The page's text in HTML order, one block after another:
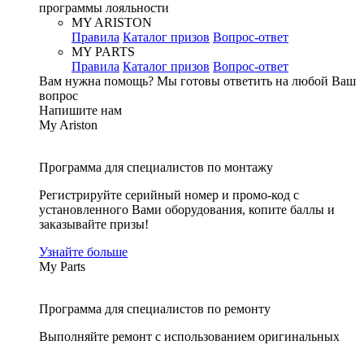
программы лояльности
MY ARISTON
Правила Каталог призов Вопрос-ответ
MY PARTS
Правила Каталог призов Вопрос-ответ
Вам нужна помощь? Мы готовы ответить на любой Ваш
вопрос
Напишите нам
My Ariston
Программа для специалистов по монтажу
Регистрируйте серийный номер и промо-код с
установленного Вами оборудования, копите баллы и
заказывайте призы!
Узнайте больше
My Parts
Программа для специалистов по ремонту
Выполняйте ремонт с использованием оригинальных